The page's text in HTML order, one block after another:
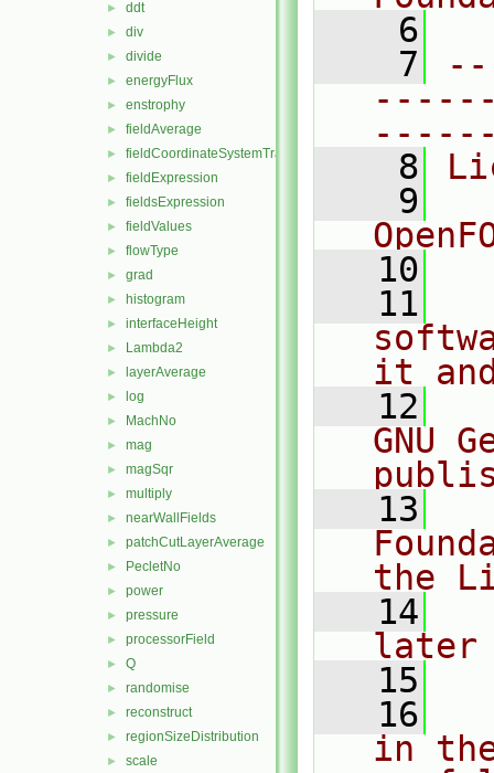
► ddt
► div
► divide
► energyFlux
► enstrophy
► fieldAverage
► fieldCoordinateSystemTransform
► fieldExpression
► fieldsExpression
► fieldValues
► flowType
► grad
► histogram
► interfaceHeight
► Lambda2
► layerAverage
► log
► MachNo
► mag
► magSqr
► multiply
► nearWallFields
► patchCutLayerAverage
► PecletNo
► power
► pressure
► processorField
► Q
► randomise
► reconstruct
► regionSizeDistribution
► scale
    6
    7
    8
    9
   10
   11
it
   12
GNU
   13
the
   14
later
   15
   16
in